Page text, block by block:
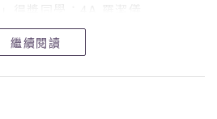
得獎同學：4A 羅潔儀
學：4A 羅潔儀
繼續閱讀